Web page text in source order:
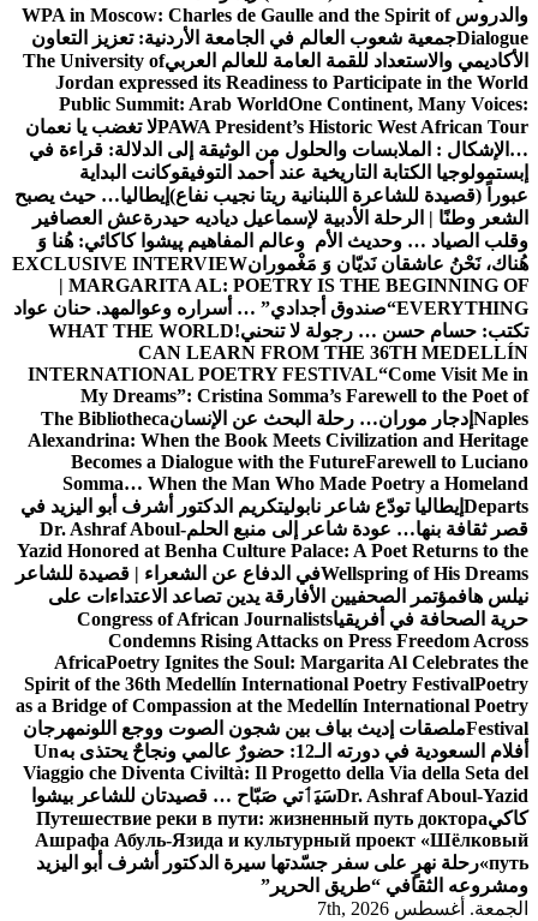
والدروسWPA in Moscow: Charles de Gaulle and the Spirit of
Dialogueجمعية شعوب العالم في الجامعة الأردنية: تعزيز التعاون
الأكاديمي والاستعداد للقمة العامة للعالم العربيThe University of
Jordan expressed its Readiness to Participate in the World
Public Summit: Arab WorldOne Continent, Many Voices:
PAWA President’s Historic West African Tourلا تغضب يا نعمان
…الإشكال : الملابسات والحلول من الوثيقة إلى الدلالة: قراءة في
إبستمولوجيا الكتابة التاريخية عند أحمد التوفيقوكانت البداية
عبوراً (قصيدة للشاعرة اللبنانية ريتا نجيب نفاع) إيطاليا… حيث يصبح
الشعر وطنًا | الرحلة الأدبية لإسماعيل دياديه حيدرةعش العصافير
وقلب الصياد … وحديث الأم وعالم المفاهيم پیشوا کاکائي: هُنا وَ
هُناك، نَحْنُ عاشقان نَديّان وَ مَغْمورانEXCLUSIVE INTERVIEW
| MARGARITA AL: POETRY IS THE BEGINNING OF
EVERYTHING“صندوق أجدادي” … أسراره وعوالمهد. حنان عواد
تكتب: حسام حسن … رجولة لا تنحني!WHAT THE WORLD
CAN LEARN FROM THE 36TH MEDELLÍN
INTERNATIONAL POETRY FESTIVAL“Come Visit Me in
My Dreams”: Cristina Somma’s Farewell to the Poet of
Naples إدجار موران… رحلة البحث عن الإنسانThe Bibliotheca
Alexandrina: When the Book Meets Civilization and Heritage
Becomes a Dialogue with the FutureFarewell to Luciano
Somma… When the Man Who Made Poetry a Homeland
Departs إيطاليا تودّع شاعر نابوليتكريم الدكتور أشرف أبو اليزيد في
قصر ثقافة بنها… عودة شاعر إلى منبع الحلمDr. Ashraf Aboul-
Yazid Honored at Benha Culture Palace: A Poet Returns to the
Wellspring of His Dreamsفي الدفاع عن الشعراء | قصيدة للشاعر
نيلس هافمؤتمر الصحفيين الأفارقة يدين تصاعد الاعتداءات على
حرية الصحافة في أفريقياCongress of African Journalists
Condemns Rising Attacks on Press Freedom Across
AfricaPoetry Ignites the Soul: Margarita Al Celebrates the
Spirit of the 36th Medellín International Poetry FestivalPoetry
as a Bridge of Compassion at the Medellín International Poetry
Festivalملصقات إديث بياف بين شجون الصوت ووجع اللونمهرجان
أفلام السعودية في دورته الـ12: حضورٌ عالمي ونجاحٌ يحتذى به
Un
Viaggio che Diventa Civiltà: Il Progetto della Via della Seta del
Dr. Ashraf Aboul-Yazidسَيَٲتي صَبّاح … قصيدتان للشاعر بيشوا
كاكيПутешествие реки в пути: жизненный путь доктора
Ашрафа Абуль-Язида и культурный проект «Шёлковый
путь» رحلة نهرٍ على سفر جسّدتها سيرة الدكتور أشرف أبو اليزيد
ومشروعه الثقافي “طريق الحرير”
الجمعة. أغسطس 7th, 2026